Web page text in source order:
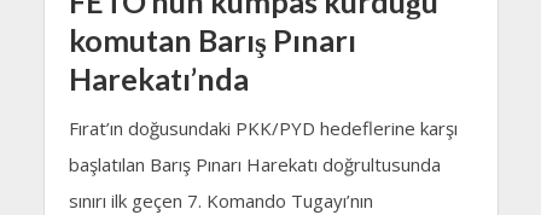
komutan Barış Pınarı
Harekatı’nda
Fırat’ın doğusundaki PKK/PYD hedeflerine karşı
başlatılan Barış Pınarı Harekatı doğrultusunda
sınırı ilk geçen 7. Komando Tugayı’nın